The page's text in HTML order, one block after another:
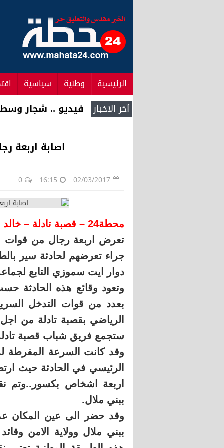
الرئيسية وطنية سياسية
آخر الاخبار
اصابة اربعة
محطة24 – قصبة تادلة – خالد عبد اللطيف
جراء تعرضهم لحادثة سير
دوار ايت سموزي التابع
وتعود وقائع هذه الحادثة
بعدد من قوات التدخل
الرياضي بقصبة تادلة من
ستجمع فريق شباب قصبة
وقد كانت السرعة
الرئيسي في الحادثة حيث
اربعة اشخاص بكسور..وتم
ببني ملال.
وقد حضر الى عين المكان
ببني ملال وولاية الامن